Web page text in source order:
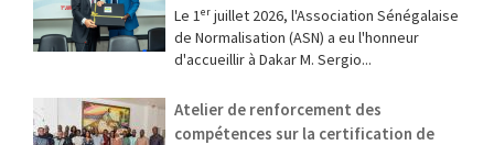
Le 1ᵉʳ juillet 2026, l'Association Sénégalaise
de Normalisation (ASN) a eu l'honneur
d'accueillir à Dakar M. Sergio...
Atelier de renforcement des
compétences sur la certification de